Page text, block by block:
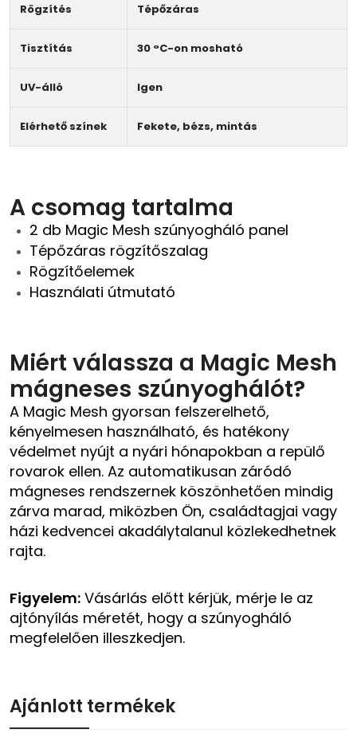
Rögzítés Tépőzáras
Tisztítás 30 °C-on mosható
UV-álló Igen
Elérhető színek Fekete, bézs, mintás
A csomag tartalma
2 db Magic Mesh szúnyogháló panel
Tépőzáras rögzítőszalag
Rögzítőelemek
Használati útmutató
Miért válassza a Magic Mesh
mágneses szúnyoghálót?
A Magic Mesh gyorsan felszerelhető,
kényelmesen használható, és hatékony
védelmet nyújt a nyári hónapokban a repülő
rovarok ellen. Az automatikusan záródó
mágneses rendszernek köszönhetően mindig
zárva marad, miközben Ön, családtagjai vagy
házi kedvencei akadálytalanul közlekedhetnek
rajta.
Figyelem: Vásárlás előtt kérjük, mérje le az
ajtónyílás méretét, hogy a szúnyogháló
megfelelően illeszkedjen.
Ajánlott termékek